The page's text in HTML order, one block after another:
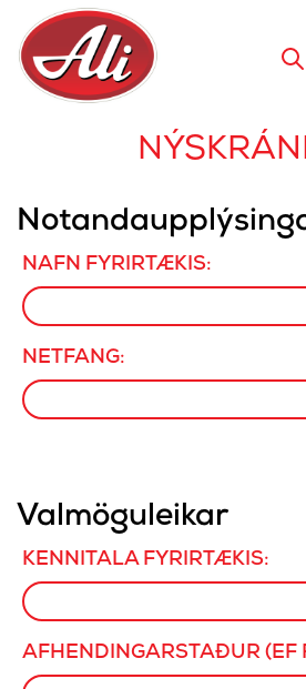
NAFN FYRIRTÆKIS:
NETFANG:
Valmöguleikar
KENNITALA FYRIRTÆKIS:
AFHENDINGARSTAÐUR (EF